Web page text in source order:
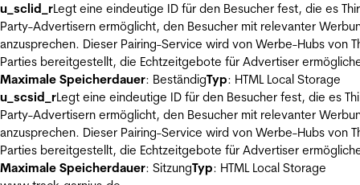
u_sclid_rLegt eine eindeutige ID für den Besucher fest, die es
Party-Advertisern ermöglicht, den Besucher mit relevanter
anzusprechen. Dieser Pairing-Service wird von Werbe-Hubs von
Parties bereitgestellt, die Echtzeitgebote für Advertiser
Maximale Speicherdauer: BeständigTyp: HTML Local Storage
u_scsid_rLegt eine eindeutige ID für den Besucher fest, die es
Party-Advertisern ermöglicht, den Besucher mit relevanter
anzusprechen. Dieser Pairing-Service wird von Werbe-Hubs von
Parties bereitgestellt, die Echtzeitgebote für Advertiser
Maximale Speicherdauer: SitzungTyp: HTML Local Storage